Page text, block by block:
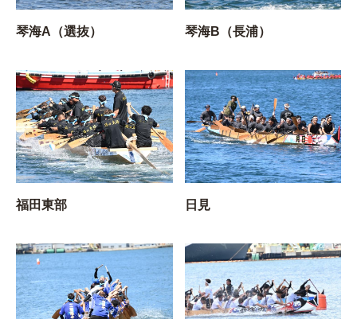
琴海A（選抜） 琴海B（長浦）
福田東部 日見